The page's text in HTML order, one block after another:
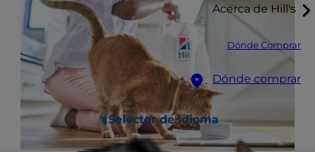
Acerca de Hill's
Dónde Comprar
Dónde comprar
Selector de idioma